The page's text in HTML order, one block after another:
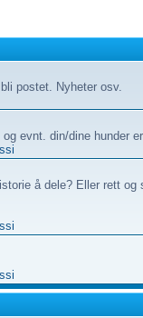
postet. Nyheter osv.
evnt. din/dine hunder
å dele? Eller rett